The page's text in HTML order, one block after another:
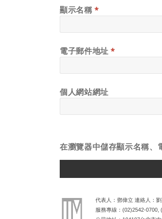
顯示名稱*
電子郵件地址*
個人網站網址
在瀏覽器中儲存顯示名稱、
代表人：鄧偉立 連絡人：
服務專線： (02)2542-0700